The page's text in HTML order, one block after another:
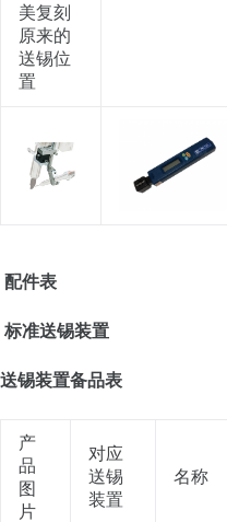
美复刻
原来的
送锡位
置
配件表
标准送锡装置
送锡装置备品表
产
品
图
片
对应
送锡
装置
名称